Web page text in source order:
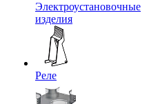
Электроустановочные
изделия
Реле